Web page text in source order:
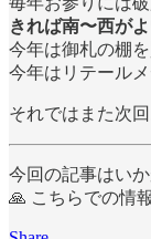
きれば南〜西が
今年は御札の棚
今年はリテール
それではまた次回
今回の記事はい
🙏 こちらでの情